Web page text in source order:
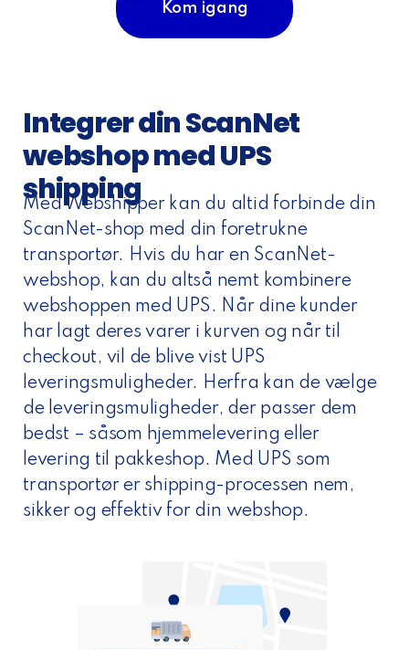
Kom igang
Integrer din ScanNet
webshop med UPS
shipping
Med Webshipper kan du altid forbinde din
ScanNet-shop med din foretrukne
transportør. Hvis du har en ScanNet-
webshop, kan du altså nemt kombinere
webshoppen med UPS. Når dine kunder
har lagt deres varer i kurven og når til
checkout, vil de blive vist UPS
leveringsmuligheder. Herfra kan de vælge
de leveringsmuligheder, der passer dem
bedst – såsom hjemmelevering eller
levering til pakkeshop. Med UPS som
transportør er shipping-processen nem,
sikker og effektiv for din webshop.